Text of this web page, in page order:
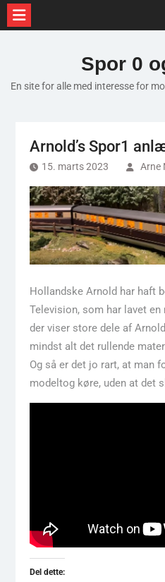
Spor 0
En site for alle med interesse for
Arnold’s Spor1
15. marts 2023 Arne
Hollandske Arnold har haft
Television, som har lavet
der viser store dele af
mindst alt det rullende
Og så er det jo rart, at man
modeltog køre, uden at det
Del dette: